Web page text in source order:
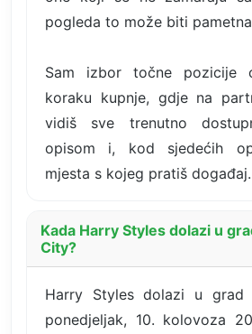
pogleda to može biti
Sam izbor točne pozicije
koraku kupnje, gdje na
vidiš sve trenutno
opisom i, kod sjedećih
mjesta s kojeg pratiš događaj.
Kada Harry Styles dolazi u
City?
Harry Styles dolazi u
ponedjeljak, 10. kolovoza